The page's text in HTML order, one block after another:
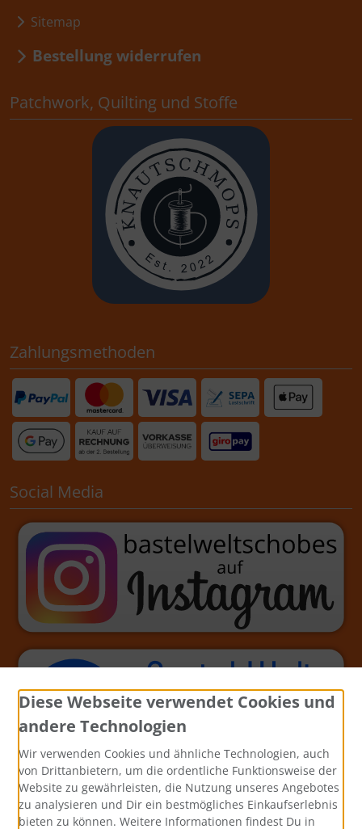
Sitemap
Bestellung widerrufen
Patchwork, Quilting und Stoffe
Zahlungsmethoden
Social Media
Diese Webseite verwendet Cookies und
andere Technologien
Wir verwenden Cookies und ähnliche Technologien, auch
von Drittanbietern, um die ordentliche Funktionsweise der
Website zu gewährleisten, die Nutzung unseres Angebotes
zu analysieren und Dir ein bestmögliches Einkaufserlebnis
bieten zu können. Weitere Informationen findest Du in